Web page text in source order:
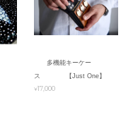
多機能キーケー
ス 【Just One】
¥17,000